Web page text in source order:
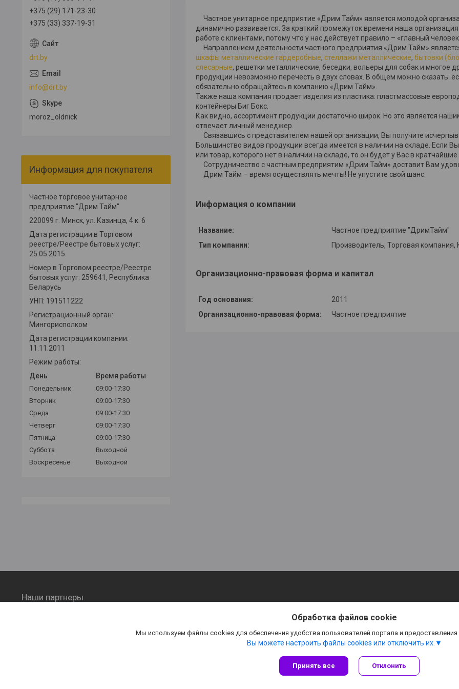
Частное унитарное предприятие «Дрим Тайм» является молодой
динамично развивается. За краткий промежуток времени наша
работе с клиентами, потому что у нас действует правило – «главный
Направлением деятельности частного предприятия «Дрим Тайм»
шкафы металлические гардеробные, стеллажи металлические, бытовки
слесарные, решетки металлические, беседки, вольеры для собак и многое
продукции невозможно перечесть в двух словах. В общем можно сказать:
обязательно обращайтесь в компанию «Дрим Тайм».
Также наша компания продает изделия из пластика: пластмассовые
контейнеры Биг Бокс.
Как видно, ассортимент продукции достаточно широк. Но это является
отвечает личный менеджер.
Связавшись с представителем нашей организации, Вы получите
Большинство видов продукции всегда имеется в наличии на складе. Если
или товар, которого нет в наличии на складе, то он будет у Вас в кратчайшие
Сотрудничество с частным предприятим «Дрим Тайм» доставит Вам
Дрим Тайм – время осуществлять мечты! Не упустите свой шанс.
Информация о компании
Название:
Частное предприятие "ДримТайм"
Тип компании:
Производитель, Торговая
Организационно-правовая форма и капитал
Год основания:
2011
Организационно-правовая форма:
Частное предприятие
+375 (29) 171-23-30
+375 (33) 337-19-31
drt.by
info@drt.by
moroz_oldnick
Информация для покупателя
Частное торговое унитарное
предприятие "Дрим Тайм"
220099 г. Минск, ул. Казинца, 4 к. 6
Дата регистрации в Торговом
реестре/Реестре бытовых услуг:
25.05.2015
Номер в Торговом реестре/Реестре
бытовых услуг: 259641, Республика
Беларусь
УНП: 191511222
Регистрационный орган:
Мингорисполком
Дата регистрации компании:
11.11.2011
Режим работы:
День
Время работы
Понедельник
09:00-17:30
Вторник
09:00-17:30
Среда
09:00-17:30
Четверг
09:00-17:30
Пятница
09:00-17:30
Суббота
Выходной
Воскресенье
Выходной
Наши партнеры
Сайт создан на платформе Deal.by
Политика обработки файлов cookies
Обработка файлов cookie
Мы используем файлы cookies для обеспечения удобства пользователей портала и
Вы можете настроить файлы cookies или отключить их.
Принять все Отклонить